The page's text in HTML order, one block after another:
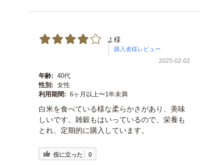
よ様
2025-02-02
年齢: 40代
性別: 女性
利用期間: 6ヶ月以上〜1年未満
白米を食べている様な柔らかさがあり、美味
しいです。雑穀もはいっているので、栄養も
とれ、定期的に購入しています。
役に立った 0